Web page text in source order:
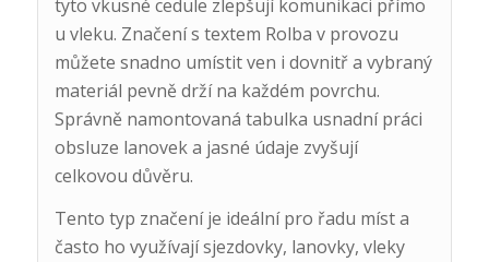
tyto vkusné cedule zlepšují komunikaci přímo
u vleku. Značení s textem Rolba v provozu
můžete snadno umístit ven i dovnitř a vybraný
materiál pevně drží na každém povrchu.
Správně namontovaná tabulka usnadní práci
obsluze lanovek a jasné údaje zvyšují
celkovou důvěru.
Tento typ značení je ideální pro řadu míst a
často ho využívají sjezdovky, lanovky, vleky